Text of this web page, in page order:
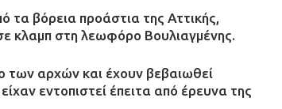
τα βόρεια προάστια της Αττικής,
κλαμπ στη λεωφόρο Βουλιαγμένης.
των αρχών και έχουν βεβαιωθεί
εντοπιστεί έπειτα από έρευνα της